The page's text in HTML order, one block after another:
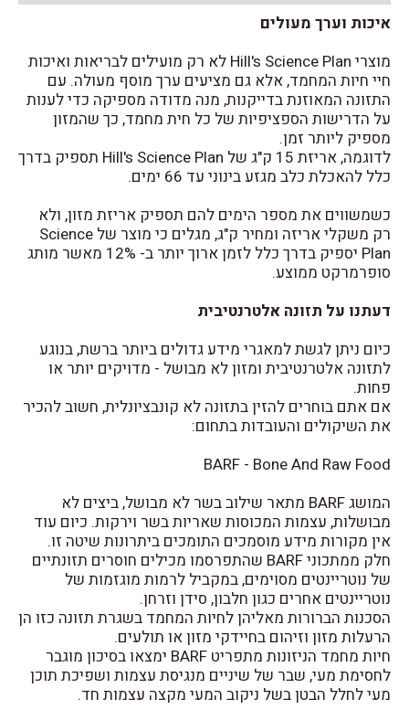
איכות וערך מעולים
מוצרי Hill's Science Plan לא רק מועילים לבריאות ואיכות
חיי חיות המחמד, אלא גם מציעים ערך מוסף מעולה. עם
התזונה המאוזנת בדייקנות, מנה מדודה מספיקה כדי לענות
על הדרישות הספציפיות של כל חית מחמד, כך שהמזון
מספיק ליותר זמן.
לדוגמה, אריזת 15 ק"ג של Hill's Science Plan תספיק בדרך
כלל להאכלת כלב מגזע בינוני עד 66 ימים.
כשמשווים את מספר הימים להם תספיק אריזת מזון, ולא
רק משקלי אריזה ומחיר ק"ג, מגלים כי מוצר של Science
Plan יספיק בדרך כלל לזמן ארוך יותר ב- 12% מאשר מותג
סופרמרקט ממוצע.
דעתנו על תזונה אלטרנטיבית
כיום ניתן לגשת למאגרי מידע גדולים ביותר ברשת, בנוגע
לתזונה אלטרנטיבית ומזון לא מבושל - מדויקים יותר או
פחות.
אם אתם בוחרים להזין בתזונה לא קונבציונלית, חשוב להכיר
את השיקולים והעובדות בתחום:
BARF - Bone And Raw Food
המושג BARF מתאר שילוב בשר לא מבושל, ביצים לא
מבושלות, עצמות המכוסות שאריות בשר וירקות. כיום עוד
אין מקורות מידע מוסמכים התומכים ביתרונות שיטה זו.
חלק ממתכוני BARF שהתפרסמו מכילים חוסרים תזונתיים
של נוטריינטים מסוימים, במקביל לרמות מוגזמות של
נוטריינטים אחרים כגון חלבון, סידן וזרחן.
הסכנות הברורות מאליהן לחיות המחמד בשגרת תזונה כזו הן
הרעלות מזון וזיהום בחיידקי מזון או תולעים.
חיות מחמד הניזונות מתפריט BARF ימצאו בסיכון מוגבר
לחסימת מעי, שבר של שיניים מנגיסת עצמות ושפיכת תוכן
מעי לחלל הבטן בשל ניקוב המעי מקצה עצמות חד.